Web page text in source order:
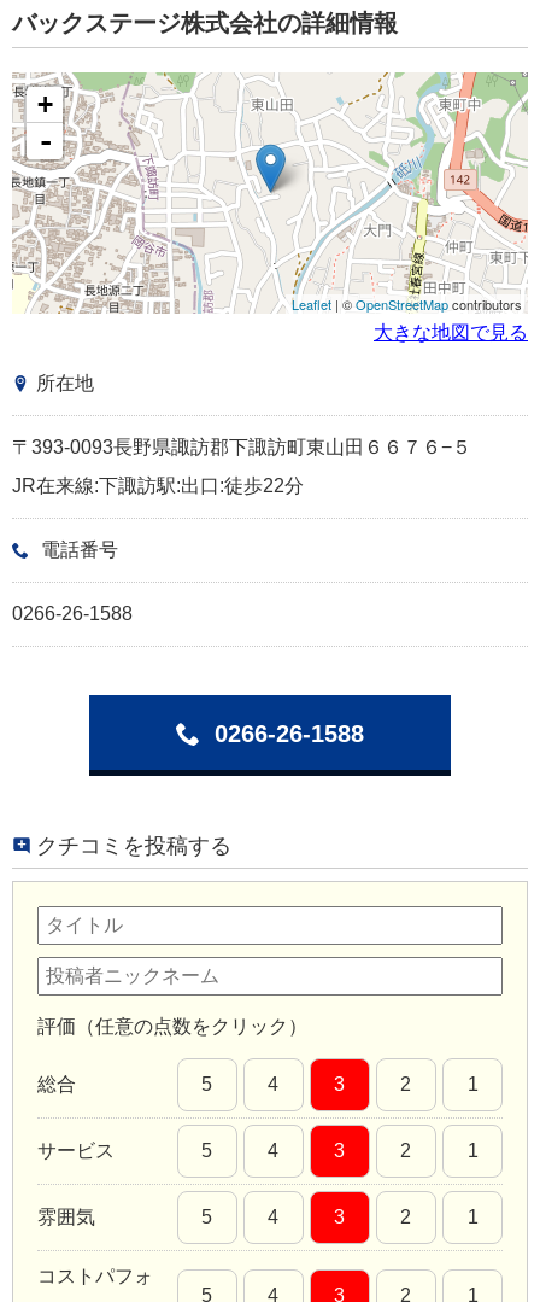
バックステージ株式会社の詳細情報
+
-
Leaflet | ©OpenStreetMapcontributors
大きな地図で見る
所在地
〒393-0093長野県諏訪郡下諏訪町東山田６６７６−５
JR在来線:下諏訪駅:出口:徒歩22分
電話番号
0266-26-1588
0266-26-1588
クチコミを投稿する
評価（任意の点数をクリック）
総合 5 4 3 2 1
サービス 5 4 3 2 1
雰囲気 5 4 3 2 1
コストパフォ
5
4 3 2 1